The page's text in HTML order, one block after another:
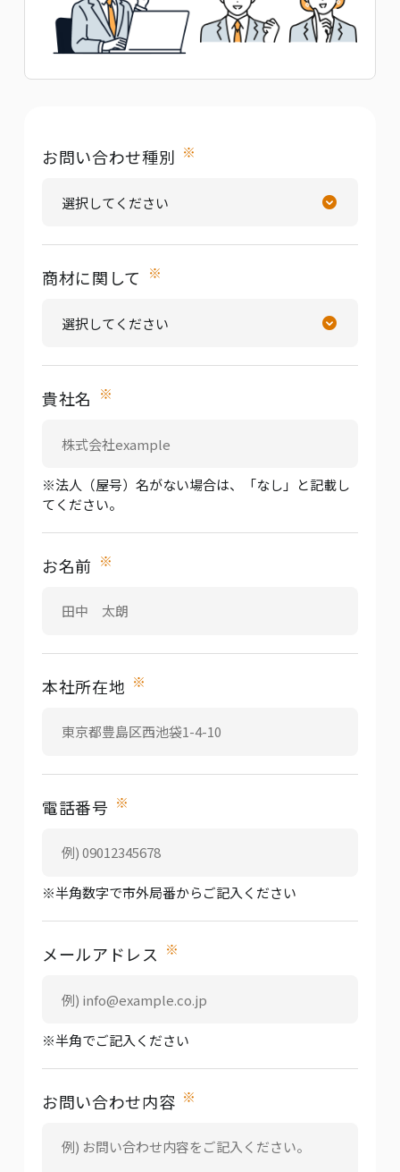
お問い合わせ種別 ※
商材に関して ※
貴社名 ※
※法人（屋号）名がない場合は、「なし」と記載し
てください。
お名前 ※
本社所在地 ※
電話番号 ※
※半角数字で市外局番からご記入ください
メールアドレス ※
※半角でご記入ください
お問い合わせ内容 ※